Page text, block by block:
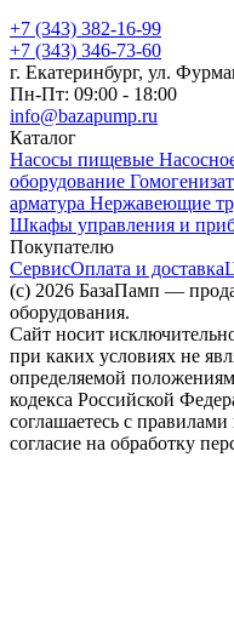
+7 (343) 382-16-99
+7 (343) 346-73-‬60
г. Екатеринбург, ул.
Пн-Пт: 09:00 - 18:00
info@bazapump.ru
Каталог
Насосы пищевые
оборудование
арматура Нержавеющие
Шкафы управления и
Покупателю
СервисОплата и доставка
(c) 2026 БазаПамп —
оборудования.
Сайт носит
при каких условиях не
определяемой
кодекса Российской
соглашаетесь с
согласие на обработку